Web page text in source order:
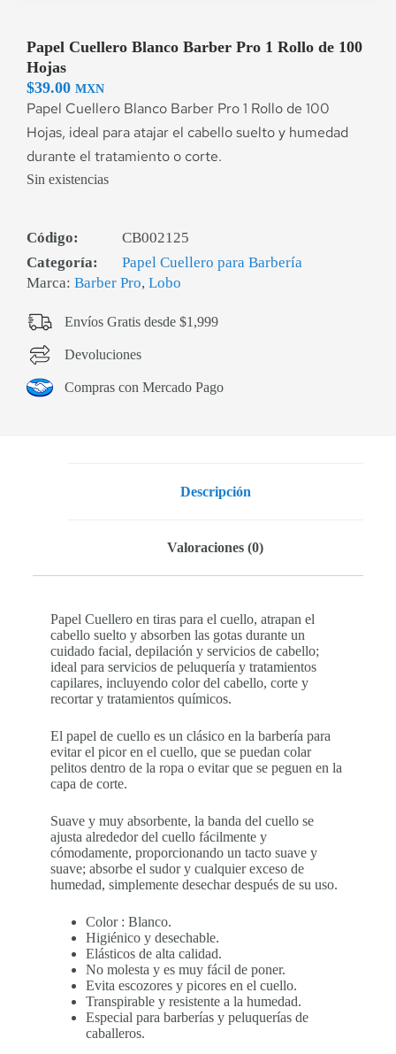
Papel Cuellero Blanco Barber Pro 1 Rollo de 100
Hojas
$39.00 MXN
Papel Cuellero Blanco Barber Pro 1 Rollo de 100
Hojas, ideal para atajar el cabello suelto y humedad
durante el tratamiento o corte.
Sin existencias
Código:
CB002125
Categoría:
Papel Cuellero para Barbería
Marca: Barber Pro, Lobo
Envíos Gratis desde $1,999
Devoluciones
Compras con Mercado Pago
Descripción
Valoraciones (0)
Papel Cuellero en tiras para el cuello, atrapan el
cabello suelto y absorben las gotas durante un
cuidado facial, depilación y servicios de cabello;
ideal para servicios de peluquería y tratamientos
capilares, incluyendo color del cabello, corte y
recortar y tratamientos químicos.
El papel de cuello es un clásico en la barbería para
evitar el picor en el cuello, que se puedan colar
pelitos dentro de la ropa o evitar que se peguen en la
capa de corte.
Suave y muy absorbente, la banda del cuello se
ajusta alrededor del cuello fácilmente y
cómodamente, proporcionando un tacto suave y
suave; absorbe el sudor y cualquier exceso de
humedad, simplemente desechar después de su uso.
Color : Blanco.
Higiénico y desechable.
Elásticos de alta calidad.
No molesta y es muy fácil de poner.
Evita escozores y picores en el cuello.
Transpirable y resistente a la humedad.
Especial para barberías y peluquerías de
caballeros.